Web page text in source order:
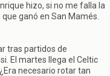
hizo, si no me falla la
ganó en San Mamés.
tras partidos de
El martes llega el Celtic
necesario rotar tan